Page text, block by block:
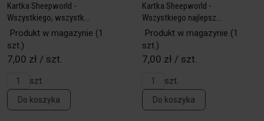
Kartka Sheepworld -
Wszystkiego, wszystk...
Produkt w magazynie (1
szt.)
7,00 zł / szt.
szt.
Do koszyka
Kartka Sheepworld -
Wszystkiego najlepsz...
Produkt w magazynie (1
szt.)
7,00 zł / szt.
szt.
Do koszyka